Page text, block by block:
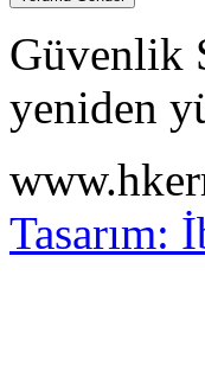
Güvenlik
yeniden
Tasarım: